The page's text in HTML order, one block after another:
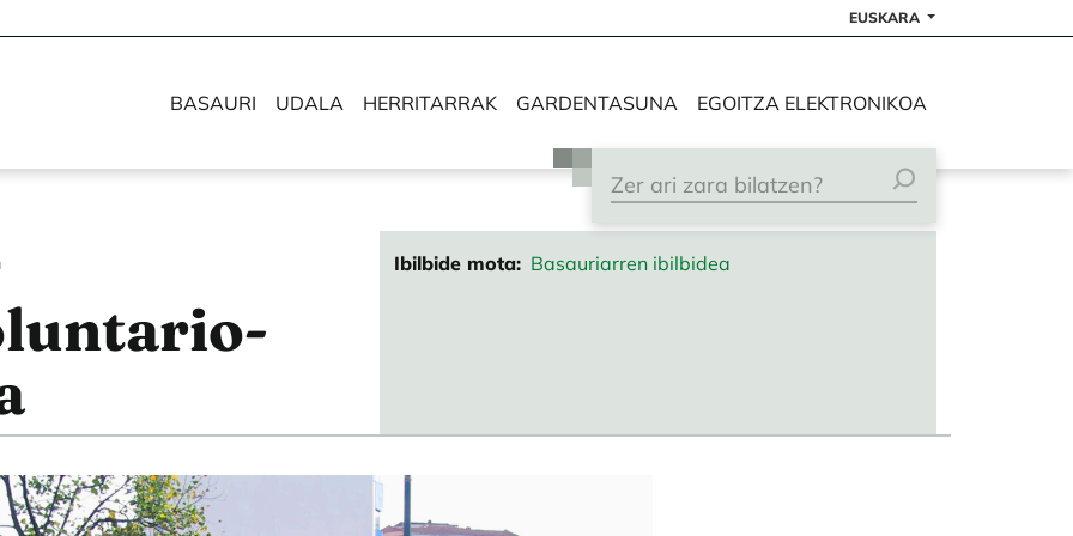
EUSKARA
BASAURI UDALA HERRITARRAK GARDENTASUNA EGOITZA ELEKTRONIKOA
Ibilbide mota Basauriarren ibilbidea